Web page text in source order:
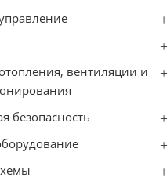
вентиляции и
безопасность